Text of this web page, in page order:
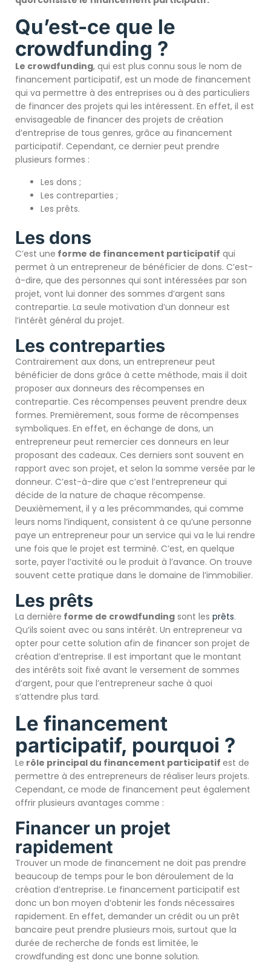
Qu’est-ce que le
crowdfunding ?
Le crowdfunding, qui est plus connu sous le nom de
financement participatif, est un mode de financement
qui va permettre à des entreprises ou à des particuliers
de financer des projets qui les intéressent. En effet, il est
envisageable de financer des projets de création
d’entreprise de tous genres, grâce au financement
participatif. Cependant, ce dernier peut prendre
plusieurs formes :
Les dons ;
Les contreparties ;
Les prêts.
Les dons
C’est une forme de financement participatif qui
permet à un entrepreneur de bénéficier de dons. C’est-
à-dire, que des personnes qui sont intéressées par son
projet, vont lui donner des sommes d’argent sans
contrepartie. La seule motivation d’un donneur est
l’intérêt général du projet.
Les contreparties
Contrairement aux dons, un entrepreneur peut
bénéficier de dons grâce à cette méthode, mais il doit
proposer aux donneurs des récompenses en
contrepartie. Ces récompenses peuvent prendre deux
formes. Premièrement, sous forme de récompenses
symboliques. En effet, en échange de dons, un
entrepreneur peut remercier ces donneurs en leur
proposant des cadeaux. Ces derniers sont souvent en
rapport avec son projet, et selon la somme versée par le
donneur. C’est-à-dire que c’est l’entrepreneur qui
décide de la nature de chaque récompense.
Deuxièmement, il y a les précommandes, qui comme
leurs noms l’indiquent, consistent à ce qu’une personne
paye un entrepreneur pour un service qui va le lui rendre
une fois que le projet est terminé. C’est, en quelque
sorte, payer l’activité ou le produit à l’avance. On trouve
souvent cette pratique dans le domaine de l’immobilier.
Les prêts
La dernière forme de crowdfunding sont les prêts.
Qu’ils soient avec ou sans intérêt. Un entrepreneur va
opter pour cette solution afin de financer son projet de
création d’entreprise. Il est important que le montant
des intérêts soit fixé avant le versement de sommes
d’argent, pour que l’entrepreneur sache à quoi
s’attendre plus tard.
Le financement
participatif, pourquoi ?
Le rôle principal du financement participatif est de
permettre à des entrepreneurs de réaliser leurs projets.
Cependant, ce mode de financement peut également
offrir plusieurs avantages comme :
Financer un projet
rapidement
Trouver un mode de financement ne doit pas prendre
beaucoup de temps pour le bon déroulement de la
création d’entreprise. Le financement participatif est
donc un bon moyen d’obtenir les fonds nécessaires
rapidement. En effet, demander un crédit ou un prêt
bancaire peut prendre plusieurs mois, surtout que la
durée de recherche de fonds est limitée, le
crowdfunding est donc une bonne solution.